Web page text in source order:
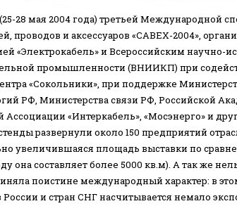
28 мая 2004 года) третьей Международной
проводов и аксессуаров «CABEX-2004»,
«Электрокабель» и Всероссийским научно-
промышленности (ВНИИКП) при
«Сокольники», при поддержке
РФ, Министерства связи РФ, Российской
«Интеркабель», «Мосэнерго» и
развернули около 150 предприятий
увеличившаяся площадь выставки по
она составляет более 5000 кв.м). А так же
поистине международный характер: в
и стран СНГ насчитывается немало